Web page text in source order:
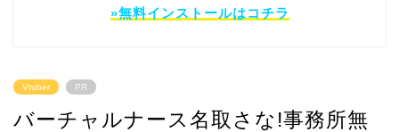
»無料インストールはコチラ
Vtuber PR
バーチャルナース名取さな!事務所無